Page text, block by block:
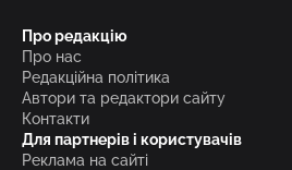
Про редакцію
Про нас
Редакційна політика
Автори та редактори сайту
Контакти
Для партнерів і користувачів
Реклама на сайті